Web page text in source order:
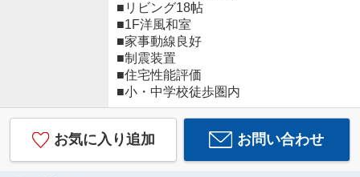
■リビング18帖
■1F洋風和室
■家事動線良好
■制震装置
■住宅性能評価
■小・中学校徒歩圏内
お気に入り追加 お問い合わせ